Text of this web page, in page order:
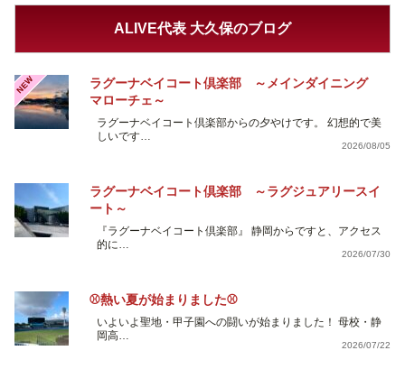
ALIVE代表 大久保のブログ
NEW
ラグーナベイコート倶楽部 ～メインダイニング
マローチェ～
ラグーナベイコート倶楽部からの夕やけです。 幻想的で美
しいです…
2026/08/05
ラグーナベイコート倶楽部 ～ラグジュアリースイ
ート～
『ラグーナベイコート倶楽部』 静岡からですと、アクセス
的に…
2026/07/30
⚾熱い夏が始まりました⚾
いよいよ聖地・甲子園への闘いが始まりました！ 母校・静
岡高…
2026/07/22